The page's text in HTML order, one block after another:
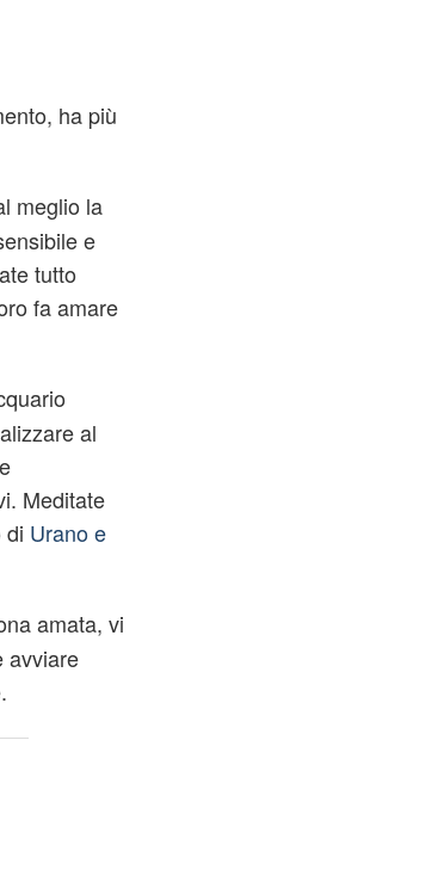
ha più
meglio la
e
tutto
fa amare
al
Meditate
di Urano e
amata, vi
avviare